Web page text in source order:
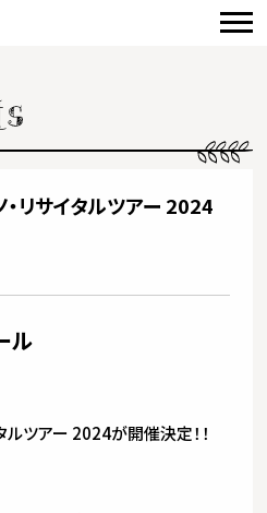
・リサイタルツアー 2024
ル
ルツアー 2024が開催決定！！